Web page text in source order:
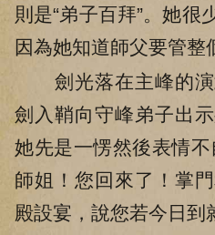
則是“弟子百拜”。她很
因為她知道師父要管整
劍光落在主峰的演
劍入鞘向守峰弟子出
她先是一愣然後表情
師姐！您回來了！掌
殿設宴，說您若今日到